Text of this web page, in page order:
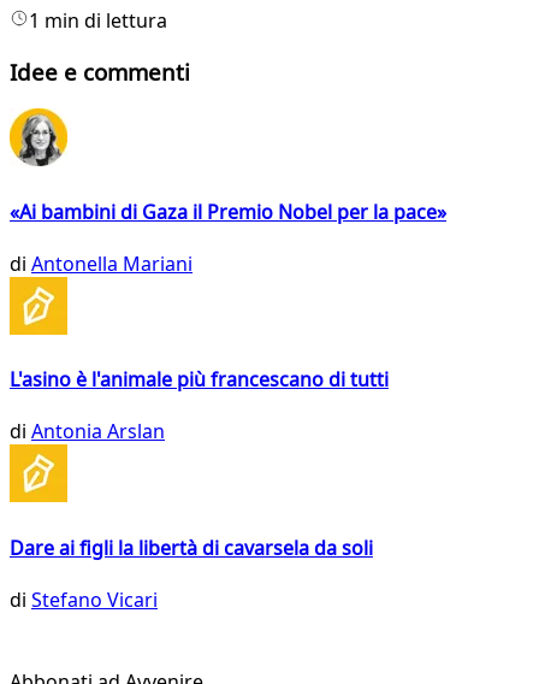
1 min di lettura
Idee e commenti
«Ai bambini di Gaza il Premio Nobel per la pace»
di Antonella Mariani
L'asino è l'animale più francescano di tutti
di Antonia Arslan
Dare ai figli la libertà di cavarsela da soli
di Stefano Vicari